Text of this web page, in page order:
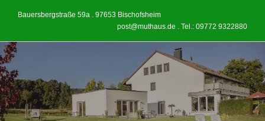
Bauersbergstraße 59a . 97653 Bischofsheim
post@muthaus.de . Tel.: 09772 9322880
Skip
to
content